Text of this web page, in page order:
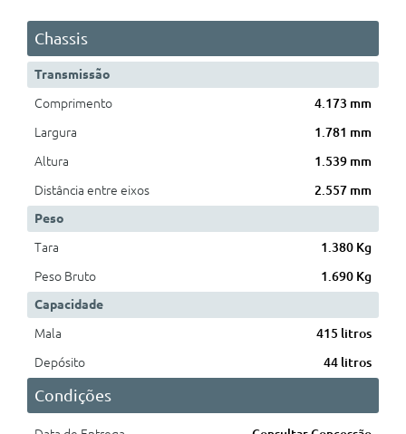
Chassis
Transmissão
Comprimento
4.173 mm
Largura
1.781 mm
Altura
1.539 mm
Distância entre eixos
2.557 mm
Peso
Tara
1.380 Kg
Peso Bruto
1.690 Kg
Capacidade
Mala
415 litros
Depósito
44 litros
Condições